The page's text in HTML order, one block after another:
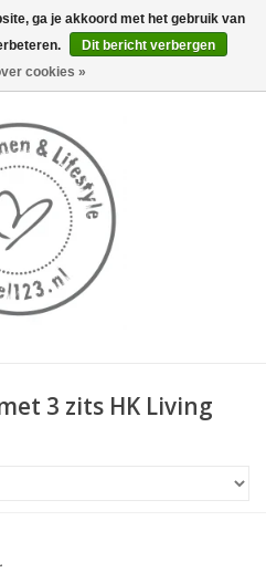
0 Artikelen - €0,00
3 zits HK Living
ga je akkoord met het gebruik van
Dit bericht verbergen
cookies »